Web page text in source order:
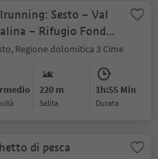
Sesto – Val
– Rifugio Fondo
Regione dolomitica 3 Cime
220 m
Salita
1h:55 Min
durata
di pesca